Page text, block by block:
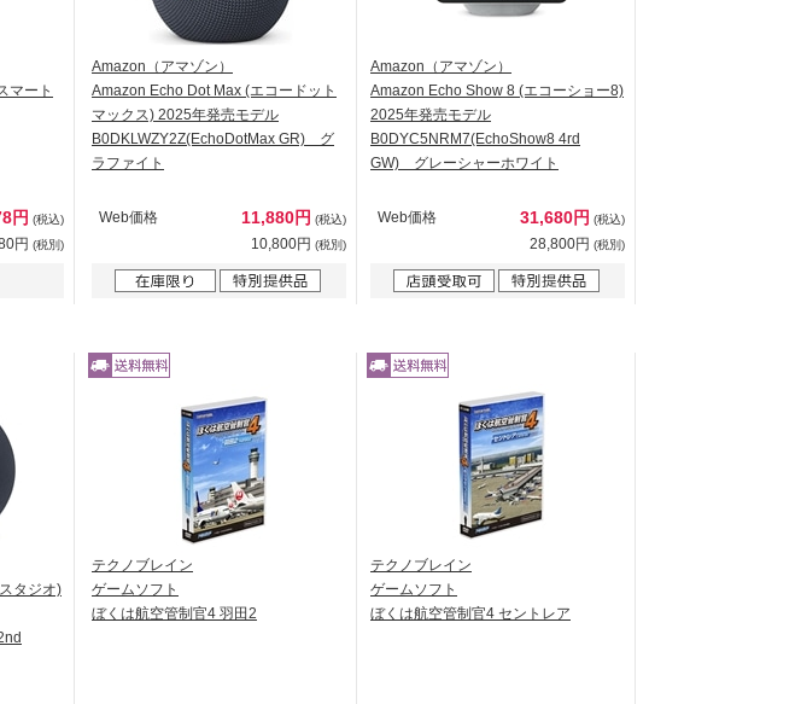
マート
円 (税込)
円 (税別)
Amazon（アマゾン）
Amazon Echo Dot Max (エコードット
マックス) 2025年発売モデル
B0DKLWZY2Z(EchoDotMax GR) グ
ラファイト
Web価格 11,880円 (税込)
10,800円 (税別)
Amazon（アマゾン）
Amazon Echo Show 8 (エコーショー8)
2025年発売モデル
B0DYC5NRM7(EchoShow8 4rd
GW) グレーシャーホワイト
Web価格 31,680円 (税込)
28,800円 (税別)
タジオ)
テクノブレイン
ゲームソフト
ぼくは航空管制官4 羽田2
テクノブレイン
ゲームソフト
ぼくは航空管制官4 セントレア